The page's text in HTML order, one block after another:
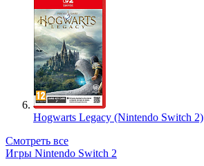
Hogwarts Legacy (Nintendo Switch 2)
Смотреть все
Игры Nintendo Switch 2